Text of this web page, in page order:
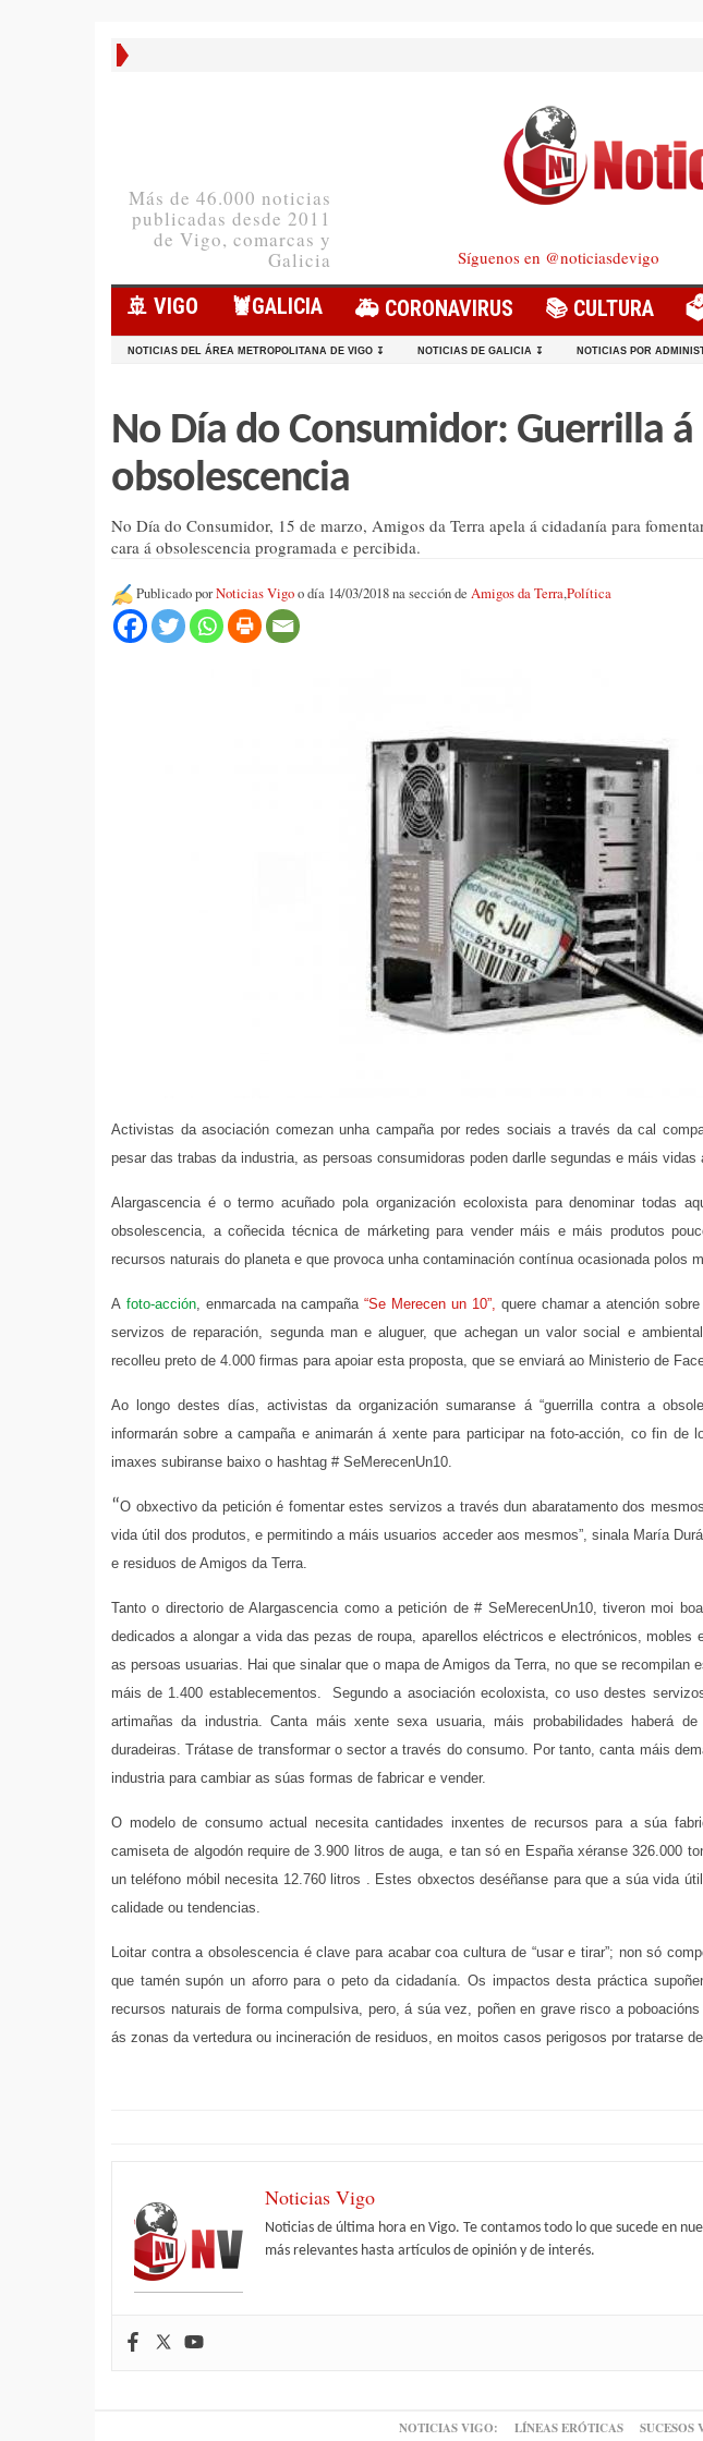
Más de 46.000 noticias
publicadas desde 2011
de Vigo, comarcas y
Galicia
Síguenos en @noticiasdevigo
🚢 VIGO 🦞️GALICIA 🚑 CORONAVIRUS 📚 CULTURA 🗳️
NOTICIAS DEL ÁREA METROPOLITANA DE VIGO ↧ NOTICIAS DE GALICIA ↧ NOTICIAS POR
No Día do Consumidor: Guerrilla á
obsolescencia
No Día do Consumidor, 15 de marzo, Amigos da Terra apela á cidadanía para
cara á obsolescencia programada e percibida.
Publicado porNoticias Vigoo día 14/03/2018 na sección de Amigos da Terra,Política
Activistas da asociación comezan unha campaña por redes sociais a través da cal
pesar das trabas da industria, as persoas consumidoras poden darlle segundas e máis vidas
Alargascencia é o termo acuñado pola organización ecoloxista para denominar todas
obsolescencia, a coñecida técnica de márketing para vender máis e máis produtos
recursos naturais do planeta e que provoca unha contaminación contínua ocasionada polos
A foto-acción, enmarcada na campaña“Se Merecen un 10”, quere chamar a atención
servizos de reparación, segunda man e aluguer, que achegan un valor social e
recolleu preto de 4.000 firmas para apoiar esta proposta, que se enviará ao Ministerio de
Ao longo destes días, activistas da organización sumaranse á “guerrilla contra a
informarán sobre a campaña e animarán á xente para participar na foto-acción, co fin de
imaxes subiranse baixo o hashtag # SeMerecenUn10.
“O obxectivo da petición é fomentar estes servizos a través dun abaratamento dos
vida útil dos produtos, e permitindo a máis usuarios acceder aos mesmos”, sinala María
e residuos de Amigos da Terra.
Tanto o directorio de Alargascencia como a petición de # SeMerecenUn10, tiveron moi
dedicados a alongar a vida das pezas de roupa, aparellos eléctricos e electrónicos,
as persoas usuarias. Hai que sinalar que o mapa de Amigos da Terra, no que se recompilan
máis de 1.400 establecementos. Segundo a asociación ecoloxista, co uso destes
artimañas da industria. Canta máis xente sexa usuaria, máis probabilidades haberá
duradeiras. Trátase de transformar o sector a través do consumo. Por tanto, canta máis
industria para cambiar as súas formas de fabricar e vender.
O modelo de consumo actual necesita cantidades inxentes de recursos para a súa
camiseta de algodón require de 3.900 litros de auga, e tan só en España xéranse 326.000
un teléfono móbil necesita 12.760 litros . Estes obxectos deséñanse para que a súa vida
calidade ou tendencias.
Loitar contra a obsolescencia é clave para acabar coa cultura de “usar e tirar”; non só
que tamén supón un aforro para o peto da cidadanía. Os impactos desta práctica
recursos naturais de forma compulsiva, pero, á súa vez, poñen en grave risco a
ás zonas da vertedura ou incineración de residuos, en moitos casos perigosos por tratarse
Noticias Vigo
Noticias de última hora en Vigo. Te contamos todo lo que sucede en
más relevantes hasta artículos de opinión y de interés.
NOTICIAS VIGO: LÍNEAS ERÓTICAS SUCESOS